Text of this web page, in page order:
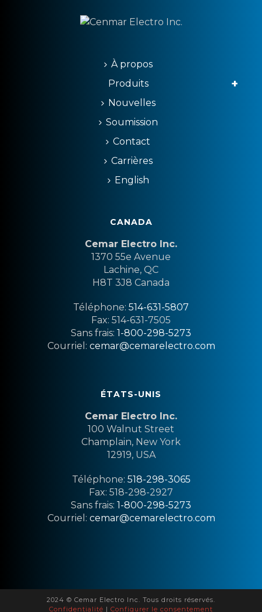
À propos
Produits
Nouvelles
Soumission
Contact
Carrières
English
CANADA
Cemar Electro Inc.
1370 55e Avenue
Lachine, QC
H8T 3J8 Canada
Téléphone: 514-631-5807
Fax: 514-631-7505
Sans frais: 1-800-298-5273
Courriel: cemar@cemarelectro.com
ÉTATS-UNIS
Cemar Electro Inc.
100 Walnut Street
Champlain, New York
12919, USA
Téléphone: 518-298-3065
Fax: 518-298-2927
Sans frais: 1-800-298-5273
Courriel: cemar@cemarelectro.com
2024 © Cemar Electro Inc. Tous droits réservés.
Confidentialité | Configurer le consentement